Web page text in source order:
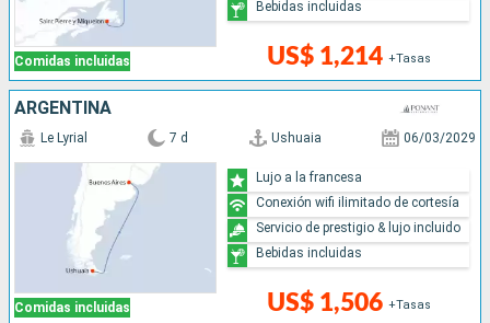
Comidas incluidas US$ 1,214 +Tasas
Bebidas incluidas
ARGENTINA
Comidas incluidas
Le Lyrial 7 d Ushuaia 06/03/2029
US$ 1,506 +Tasas
Lujo a la francesa
Conexión wifi ilimitado de cortesía
Servicio de prestigio & lujo incluido
Bebidas incluidas